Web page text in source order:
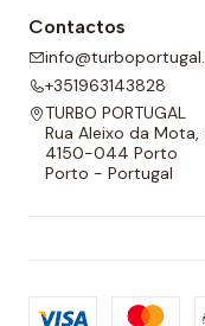
Contactos
+351963143828
TURBO PORTUGAL
Rua Aleixo da Mota,
4150-044 Porto
Porto - Portugal